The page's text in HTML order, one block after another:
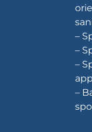
–
–
–
–